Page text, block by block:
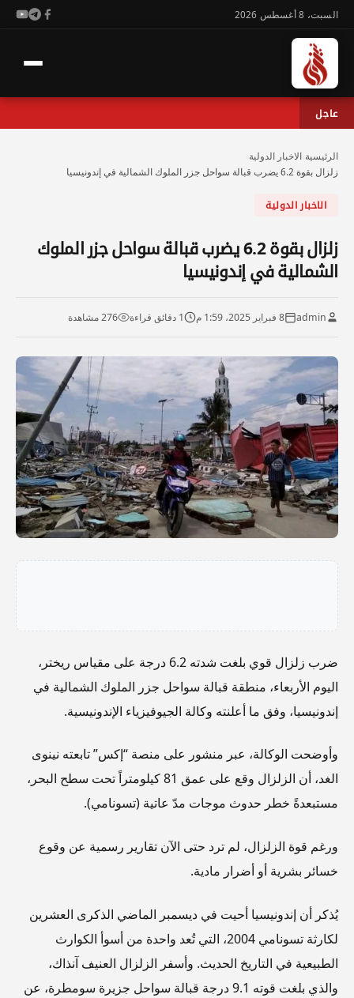
السبت، 8 أغسطس 2026
عاجل
الرئيسية الاخبار الدولية
زلزال بقوة 6.2 يضرب قبالة سواحل جزر الملوك الشمالية في إندونيسيا
الاخبار الدولية
زلزال بقوة 6.2 يضرب قبالة سواحل جزر الملوك
الشمالية في إندونيسيا
admin 8 فبراير 2025، 1:59 م 1 دقائق قراءة 276 مشاهدة
ضرب زلزال قوي بلغت شدته 6.2 درجة على مقياس ريختر،
اليوم الأربعاء، منطقة قبالة سواحل جزر الملوك الشمالية في
إندونيسيا، وفق ما أعلنته وكالة الجيوفيزياء الإندونيسية.
وأوضحت الوكالة، عبر منشور على منصة “إكس” تابعته نينوى
الغد، أن الزلزال وقع على عمق 81 كيلومتراً تحت سطح البحر،
مستبعدةً خطر حدوث موجات مدّ عاتية (تسونامي).
ورغم قوة الزلزال، لم ترد حتى الآن تقارير رسمية عن وقوع
خسائر بشرية أو أضرار مادية.
يُذكر أن إندونيسيا أحيت في ديسمبر الماضي الذكرى العشرين
لكارثة تسونامي 2004، التي تُعد واحدة من أسوأ الكوارث
الطبيعية في التاريخ الحديث. وأسفر الزلزال العنيف آنذاك،
والذي بلغت قوته 9.1 درجة قبالة سواحل جزيرة سومطرة، عن